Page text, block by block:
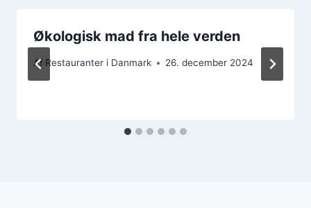
Økologisk mad fra hele verden
Af Restauranter i Danmark 26. december 2024